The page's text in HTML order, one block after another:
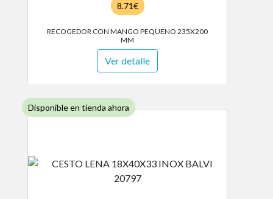
8.71€
RECOGEDOR CON MANGO PEQUENO 235X200
MM
Ver detalle
Disponible en tienda ahora